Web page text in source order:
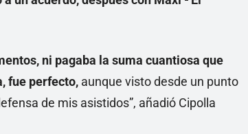
ni pagaba la suma cuantiosa que
fue perfecto, aunque visto desde un punto
de mis asistidos”, añadió Cipolla